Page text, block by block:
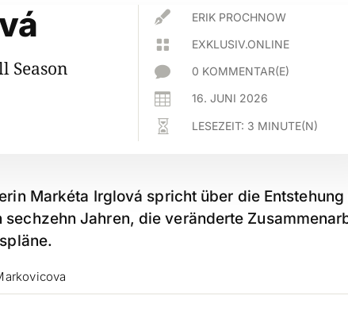
Season
 ERIK PROCHNOW
 EXKLUSIV.ONLINE
 0 KOMMENTAR(E)
 16. JUNI 2026
 LESEZEIT: 3 MINUTE(N)
Markéta Irglová spricht über die Entstehung
Jahren, die veränderte